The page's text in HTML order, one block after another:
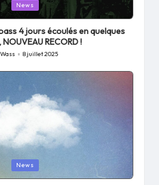
News
4 jours écoulés en quelques
RECORD !
Wass 8 juillet 2025
News